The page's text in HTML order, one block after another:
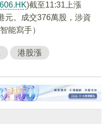
)截至11:31上漲
元。成交376萬股，涉資
能寫手）
港股漲